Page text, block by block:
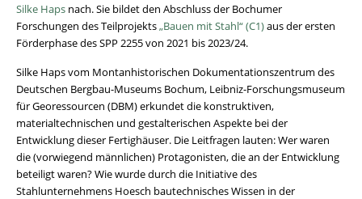
Silke Haps nach. Sie bildet den Abschluss der Bochumer
Forschungen des Teilprojekts„Bauen mit Stahl“ (C1)aus der ersten
Förderphase des SPP 2255 von 2021 bis 2023/24.
Silke Haps vom Montanhistorischen Dokumentationszentrum des
Deutschen Bergbau-Museums Bochum, Leibniz-Forschungsmuseum
für Georessourcen (DBM) erkundet die konstruktiven,
materialtechnischen und gestalterischen Aspekte bei der
Entwicklung dieser Fertighäuser. Die Leitfragen lauten: Wer waren
die (vorwiegend männlichen) Protagonisten, die an der Entwicklung
beteiligt waren? Wie wurde durch die Initiative des
Stahlunternehmens Hoesch bautechnisches Wissen in der